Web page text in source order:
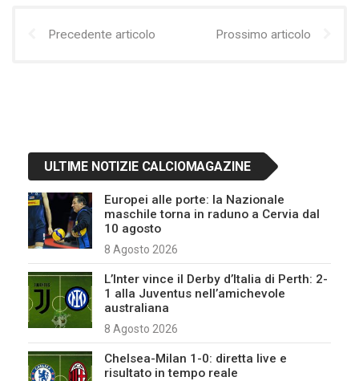
Precedente articolo Prossimo articolo
ULTIME NOTIZIE CALCIOMAGAZINE
Europei alle porte: la Nazionale
maschile torna in raduno a Cervia dal
10 agosto
8 Agosto 2026
L’Inter vince il Derby d’Italia di Perth: 2-
1 alla Juventus nell’amichevole
australiana
8 Agosto 2026
Chelsea-Milan 1-0: diretta live e
risultato in tempo reale